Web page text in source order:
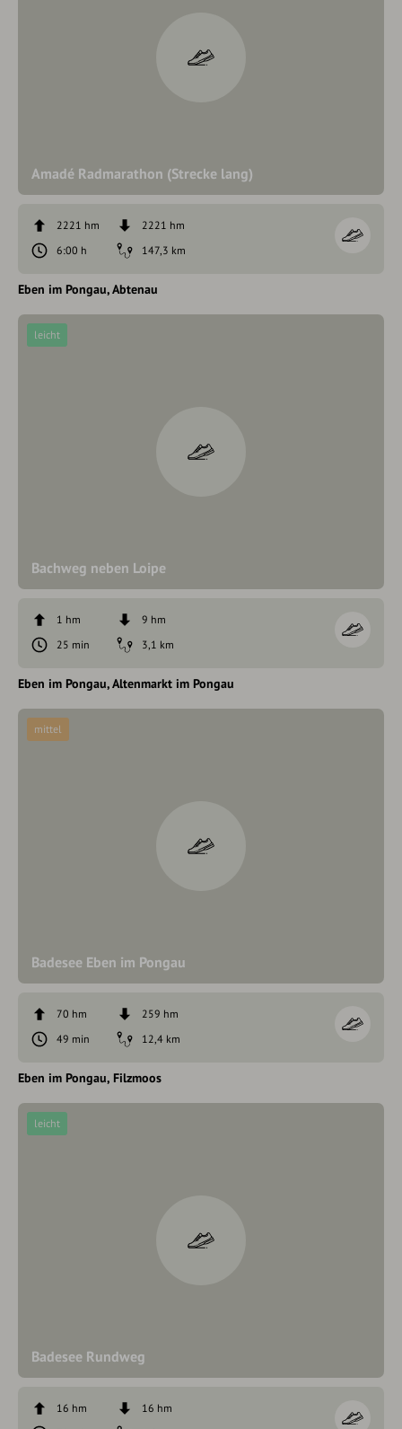
Amadé Radmarathon (Strecke lang)
2221 hm
2221 hm
6:00 h
147,3 km
Eben im Pongau Abtenau
Bachweg neben Loipe
leicht
1 hm
9 hm
25 min
3,1 km
Eben im Pongau Altenmarkt im Pongau
Badesee Eben im Pongau
mittel
70 hm
259 hm
49 min
12,4 km
Eben im Pongau Filzmoos
Badesee Rundweg
leicht
16 hm
16 hm